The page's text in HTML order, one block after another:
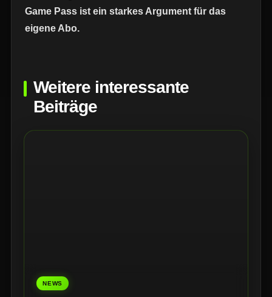
Game Pass ist ein starkes Argument für das
eigene Abo.
Weitere interessante
Beiträge
NEWS